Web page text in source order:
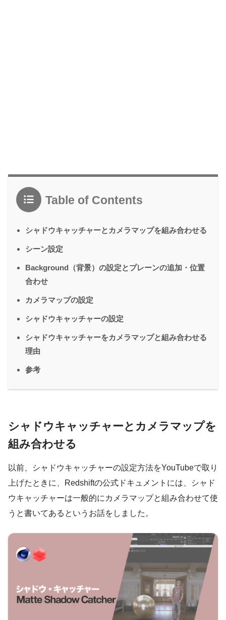
Table of Contents
シャドウキャッチャーとカメラマップを組み合わせる
シーン設定
Background（背景）の設定とプレーンの追加・位置
合わせ
カメラマップの設定
シャドウキャッチャーの設定
シャドウキャッチャーをカメラマップと組み合わせる
理由
参考
シャドウキャッチャーとカメラマップを
組み合わせる
以前、シャドウキャッチャーの設定方法をYouTubeで取り
上げたときに、Redshiftの公式ドキュメントには、シャド
ウキャッチャーは一般的にカメラマップと組み合わせて使
うと書いてあるというお話をしました。